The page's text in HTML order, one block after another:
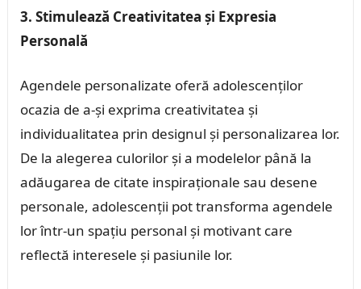
3. Stimulează Creativitatea și Expresia
Personală
Agendele personalizate oferă adolescenților
ocazia de a-și exprima creativitatea și
individualitatea prin designul și personalizarea lor.
De la alegerea culorilor și a modelelor până la
adăugarea de citate inspiraționale sau desene
personale, adolescenții pot transforma agendele
lor într-un spațiu personal și motivant care
reflectă interesele și pasiunile lor.